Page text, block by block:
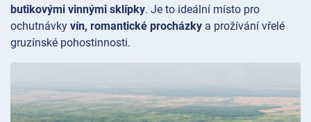
butikovými vinnými sklípky. Je to ideální místo pro
ochutnávky vín, romantické procházky a prožívání vřelé
gruzínské pohostinnosti.